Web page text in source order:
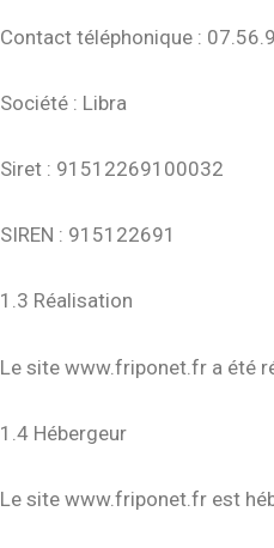
Contact téléphonique :
Société : Libra
Siret : 91512269100032
SIREN : 915122691
1.3 Réalisation
Le site www.friponet.fr a été
1.4 Hébergeur
Le site www.friponet.fr est